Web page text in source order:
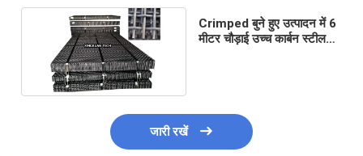
Crimped बुने हुए उत्पादन में 6
मीटर चौड़ाई उच्च कार्बन स्टील
जारी रखें